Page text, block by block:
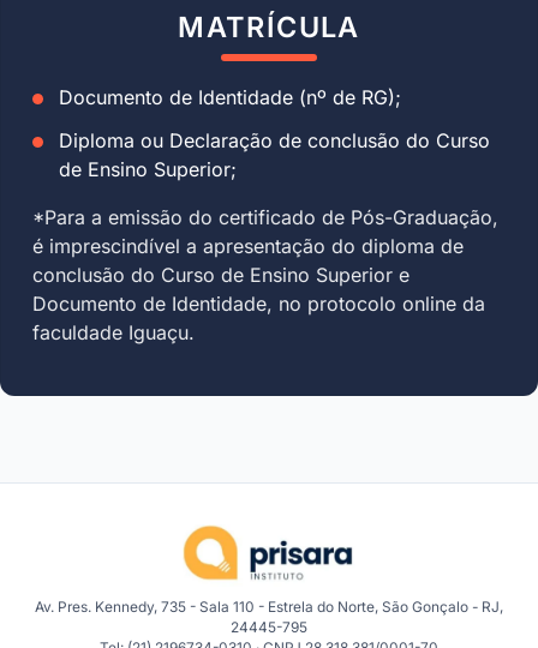
MATRÍCULA
Documento de Identidade (nº de RG);
Diploma ou Declaração de conclusão do Curso
de Ensino Superior;
*Para a emissão do certificado de Pós-Graduação,
é imprescindível a apresentação do diploma de
conclusão do Curso de Ensino Superior e
Documento de Identidade, no protocolo online da
faculdade Iguaçu.
Av. Pres. Kennedy, 735 - Sala 110 - Estrela do Norte, São Gonçalo - RJ,
24445-795